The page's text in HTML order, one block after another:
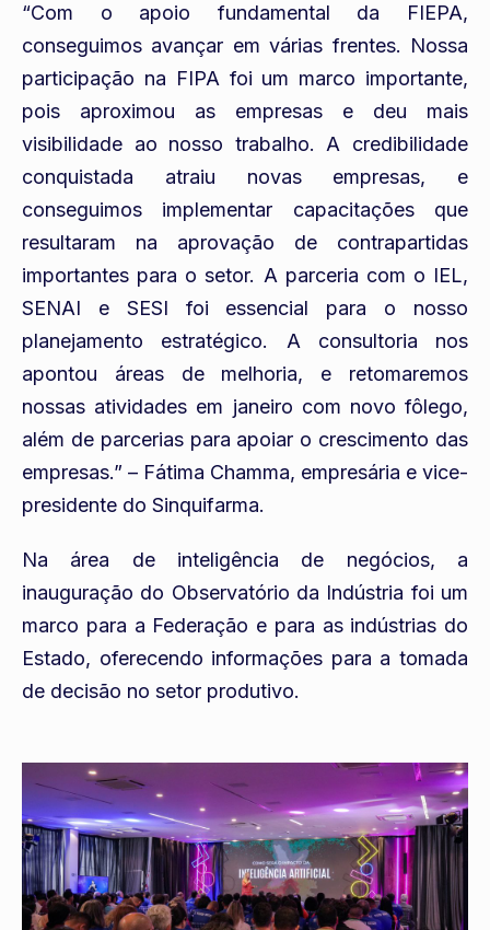
“Com o apoio fundamental da FIEPA,
conseguimos avançar em várias frentes. Nossa
participação na FIPA foi um marco importante,
pois aproximou as empresas e deu mais
visibilidade ao nosso trabalho. A credibilidade
conquistada atraiu novas empresas, e
conseguimos implementar capacitações que
resultaram na aprovação de contrapartidas
importantes para o setor. A parceria com o IEL,
SENAI e SESI foi essencial para o nosso
planejamento estratégico. A consultoria nos
apontou áreas de melhoria, e retomaremos
nossas atividades em janeiro com novo fôlego,
além de parcerias para apoiar o crescimento das
empresas.” – Fátima Chamma, empresária e vice-
presidente do Sinquifarma.
Na área de inteligência de negócios, a
inauguração do Observatório da Indústria foi um
marco para a Federação e para as indústrias do
Estado, oferecendo informações para a tomada
de decisão no setor produtivo.